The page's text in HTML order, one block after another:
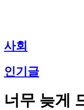
사회
인기글
너무 늦게